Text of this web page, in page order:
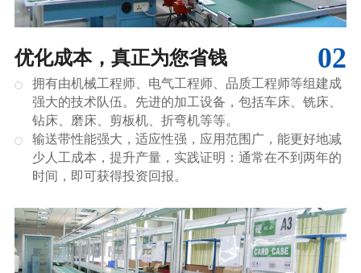
02
优化成本，真正为您省钱
拥有由机械工程师、电气工程师、品质工程师等组建成
强大的技术队伍。先进的加工设备，包括车床、铣床、
钻床、磨床、剪板机、折弯机等等。
输送带性能强大，适应性强，应用范围广，能更好地减
少人工成本，提升产量，实践证明：通常在不到两年的
时间，即可获得投资回报。